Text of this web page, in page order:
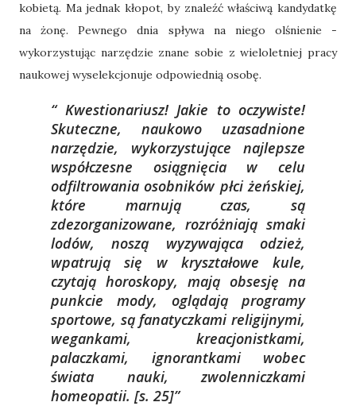
kobietą. Ma jednak kłopot, by znaleźć właściwą kandydatkę
na żonę. Pewnego dnia spływa na niego olśnienie -
wykorzystując narzędzie znane sobie z wieloletniej pracy
naukowej wyselekcjonuje odpowiednią osobę.
Kwestionariusz! Jakie to oczywiste!
Skuteczne, naukowo uzasadnione
narzędzie, wykorzystujące najlepsze
współczesne osiągnięcia w celu
odfiltrowania osobników płci żeńskiej,
które marnują czas, są
zdezorganizowane, rozróżniają smaki
lodów, noszą wyzywająca odzież,
wpatrują się w kryształowe kule,
czytają horoskopy, mają obsesję na
punkcie mody, oglądają programy
sportowe, są fanatyczkami religijnymi,
wegankami, kreacjonistkami,
palaczkami, ignorantkami wobec
świata nauki, zwolenniczkami
homeopatii. [s. 25]